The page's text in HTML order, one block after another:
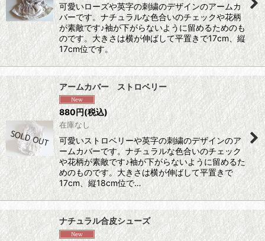
可愛いローズや英字の刺繍のデザインのアームカ
バーです。ナチュラルな色合いのチェックや花柄
が素敵です♪袖が下がらないように留めるためのも
のです。大きさは横が伸ばして平置きで17cm、縦
17cm位です。
アームカバー ストロベリー
880円(税込)
在庫なし
可愛いストロベリーや英字の刺繍のデザインのア
ームカバーです。ナチュラルな色合いのチェック
や花柄が素敵です♪袖が下がらないように留めるた
めのものです。大きさは横が伸ばして平置きで
17cm、縦18cm位で…
ナチュラル合皮シューズ